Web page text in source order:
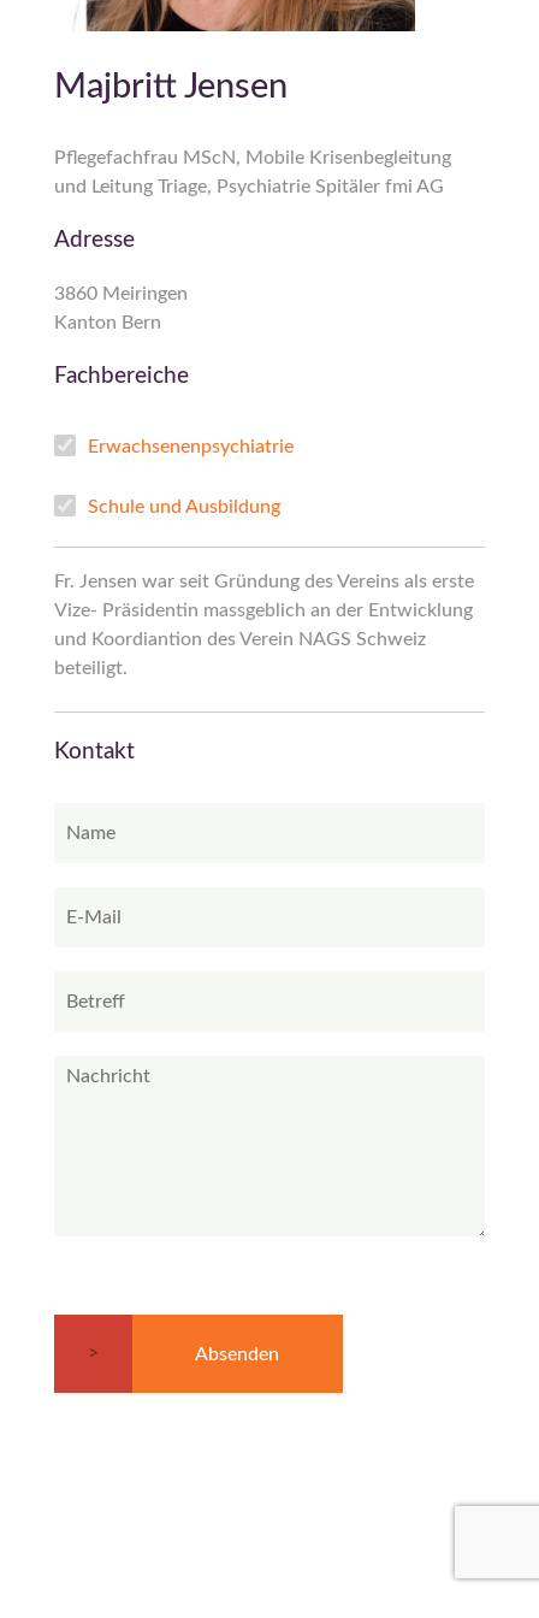
Majbritt Jensen
Pflegefachfrau MScN, Mobile Krisenbegleitung
und Leitung Triage, Psychiatrie Spitäler fmi AG
Adresse
3860 Meiringen
Kanton Bern
Fachbereiche
Erwachsenenpsychiatrie
Schule und Ausbildung
Fr. Jensen war seit Gründung des Vereins als erste
Vize- Präsidentin massgeblich an der Entwicklung
und Koordiantion des Verein NAGS Schweiz
beteiligt.
Kontakt
Absenden